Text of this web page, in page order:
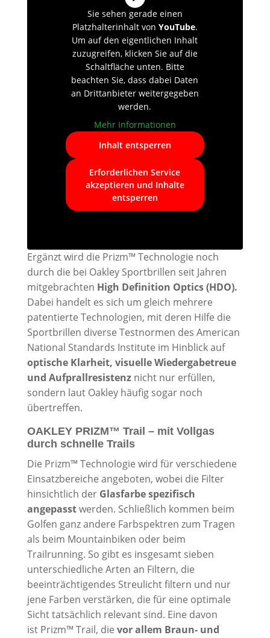
Sie sehen gerade einen
Platzhalterinhalt von YouTube.
Um auf den eigentlichen Inhalt
zuzugreifen, klicken Sie auf die
Schaltfläche unten. Bitte
beachten Sie, dass dabei Daten
an Drittanbieter weitergegeben
werden.
Mehr Informationen
Inhalt entsperren
Erforderlichen Service
akzeptieren und Inhalte
entsperren
Ergänzt wird die Prizm™ Technologie noch
durch die bei Oakley Sportbrillen seit Jahren
mitgebrachten High Definition Optics (HDO).
Dabei handelt es sich um gleich mehrere
patentierte Technologien, mit deren Hilfe die
Sportbrillen diverse Testnormen des American
National Standards Institute im Hinblick auf
optische Klarheit, visuelle Wiedergabetreue
und Aufprallresistenznicht nur erfüllen,
sondern laut Oakley häufig sogar noch
übertreffen.
OAKLEY PRIZM™ Trail – mit Vollgas
durch schnelle Trails
Die Prizm™ Technologie wird für verschiedene
Einsatzbereiche angeboten, wobei die Filter
hinsichtlich der Glasfarbe spezifisch
angepasstwerden. Schließlich kommen beim
Golfen ganz andere Farbspektren zum Tragen
als beim Mountainbiken oder beim
Trailrunning. So gibt es insgesamt sieben
unterschiedliche Arten an Filtern, die
beeinträchtigendes Streulicht filtern und nur
jene Farben verstärken, die für eine optimale
Sicht tatsächlich relevant sind. Eine davon
ist Prizm™ Trail, die vor allem Braun- und